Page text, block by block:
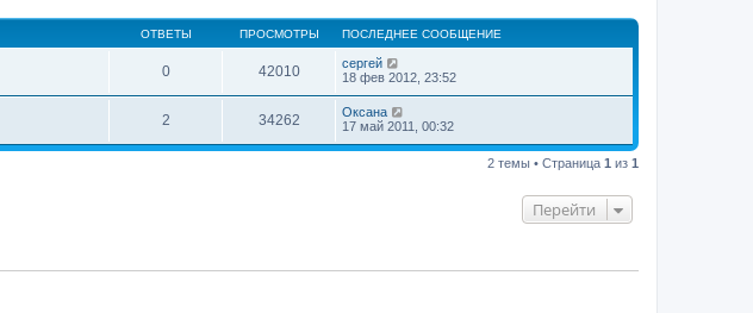
ОТВЕТЫ ПРОСМОТРЫ ПОСЛЕДНЕЕ СООБЩЕНИЕ
0 42010
сергей
18 фев 2012, 23:52
2 34262
Оксана
17 май 2011, 00:32
2 темы • Страница 1 из 1
Перейти